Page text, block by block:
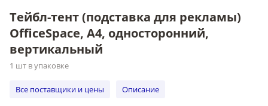
Тейбл-тент (подставка для рекламы)
OfficeSpace, А4, односторонний,
вертикальный
1 шт в упаковке
Все поставщики и цены Описание